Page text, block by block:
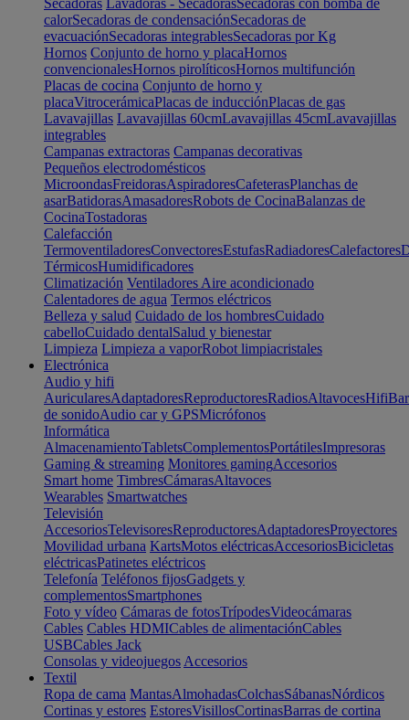
Secadoras Lavadoras - SecadorasSecadoras con bomba de
calorSecadoras de condensaciónSecadoras de
evacuaciónSecadoras integrablesSecadoras por Kg
Hornos Conjunto de horno y placaHornos
convencionalesHornos pirolíticosHornos multifunción
Placas de cocina Conjunto de horno y
placaVitrocerámicaPlacas de inducciónPlacas de gas
Lavavajillas Lavavajillas 60cmLavavajillas 45cmLavavajillas
integrables
Campanas extractoras Campanas decorativas
Pequeños electrodomésticos
MicroondasFreidorasAspiradoresCafeterasPlanchas de
asarBatidorasAmasadoresRobots de CocinaBalanzas de
CocinaTostadoras
Calefacción
TermoventiladoresConvectoresEstufasRadiadoresCalefactores
TérmicosHumidificadores
Climatización Ventiladores Aire acondicionado
Calentadores de agua Termos eléctricos
Belleza y salud Cuidado de los hombresCuidado
cabelloCuidado dentalSalud y bienestar
Limpieza Limpieza a vaporRobot limpiacristales
Electrónica
Audio y hifi
AuricularesAdaptadoresReproductoresRadiosAltavocesHifi
de sonidoAudio car y GPSMicrófonos
Informática
AlmacenamientoTabletsComplementosPortátilesImpresoras
Gaming & streaming Monitores gamingAccesorios
Smart home TimbresCámarasAltavoces
Wearables Smartwatches
Televisión
AccesoriosTelevisoresReproductoresAdaptadoresProyectores
Movilidad urbana KartsMotos eléctricasAccesoriosBicicletas
eléctricasPatinetes eléctricos
Telefonía Teléfonos fijosGadgets y
complementosSmartphones
Foto y vídeo Cámaras de fotosTrípodesVideocámaras
Cables Cables HDMICables de alimentaciónCables
USBCables Jack
Consolas y videojuegos Accesorios
Textil
Ropa de cama MantasAlmohadasColchasSábanasNórdicos
Cortinas y estores EstoresVisillosCortinasBarras de cortina